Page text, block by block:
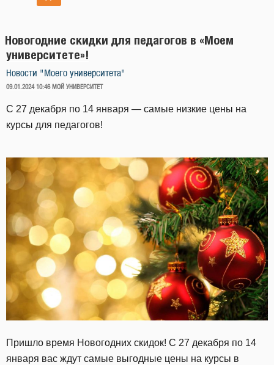
Новогодние скидки для педагогов в «Моем
университете»!
Новости "Моего университета"
ОПУБЛИКОВАНО
09.01.2024 10:46 МОЙ УНИВЕРСИТЕТ
С 27 декабря по 14 января — самые низкие цены на
курсы для педагогов!
Пришло время Новогодних скидок! С 27 декабря по 14
января вас ждут самые выгодные цены на курсы в